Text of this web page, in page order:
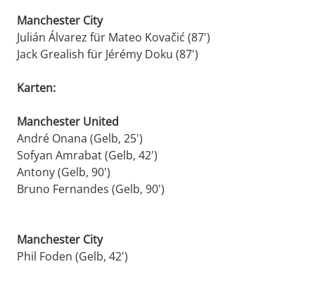
Manchester City
Julián Álvarez für Mateo Kovačić (87')
Jack Grealish für Jérémy Doku (87')
Karten:
Manchester United
André Onana (Gelb, 25')
Sofyan Amrabat (Gelb, 42')
Antony (Gelb, 90')
Bruno Fernandes (Gelb, 90')
Manchester City
Phil Foden (Gelb, 42')